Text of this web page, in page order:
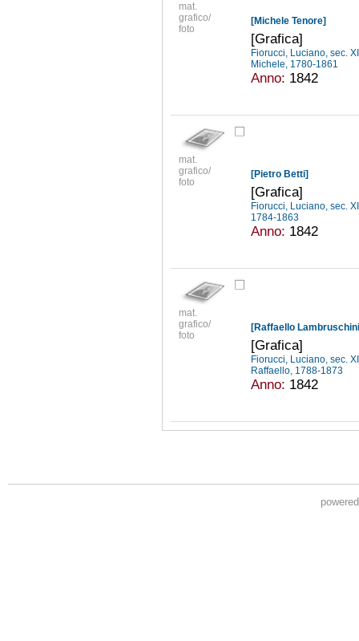
mat.
grafico/
foto
[Michele Tenore]
[Grafica]
Fiorucci, Luciano, sec.
Michele, 1780-1861
Anno: 1842
mat.
grafico/
foto
[Pietro Betti]
[Grafica]
Fiorucci, Luciano, sec.
1784-1863
Anno: 1842
mat.
grafico/
foto
[Raffaello
[Grafica]
Fiorucci, Luciano, sec.
Raffaello, 1788-1873
Anno: 1842